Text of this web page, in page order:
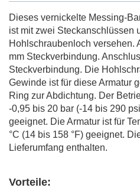
Dieses vernickelte Messing-
ist mit zwei Steckanschlüssen
Hohlschraubenloch versehen.
mm Steckverbindung.
Steckverbindung. Die
Gewinde ist für diese Armatur
Ring zur Abdichtung. Der
-0,95 bis 20 bar (-14 bis 290
geeignet. Die Armatur ist für
°C (14 bis 158 °F) geeignet.
Lieferumfang enthalten.
Vorteile: